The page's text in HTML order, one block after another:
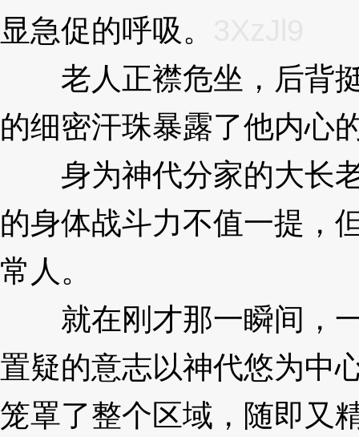
显急促的呼吸。
老人正襟危坐，后背挺
的细密汗珠暴露了他内心
身为神代分家的大长老
的身体战斗力不值一提，
常人。
就在刚才那一瞬间，一
置疑的意志以神代悠为中
笼罩了整个区域，随即又